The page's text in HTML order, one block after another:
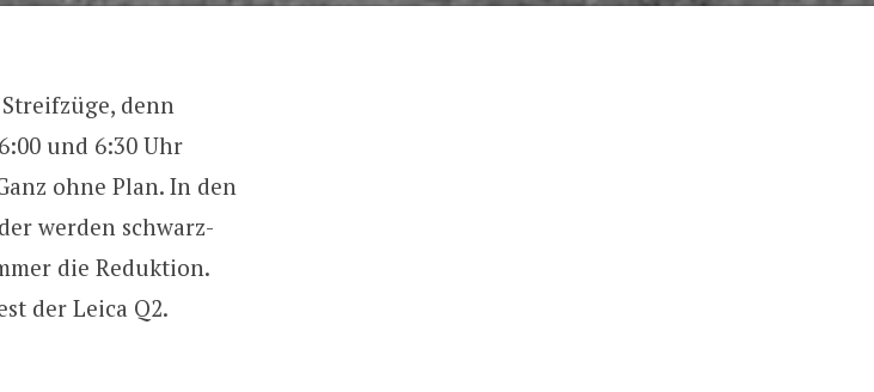
denn
und 6:30 Uhr
ohne Plan. In den
werden schwarz-
die Reduktion.
der Leica Q2.